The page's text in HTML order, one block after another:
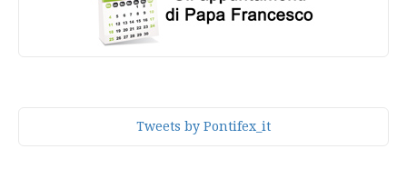
Tweets by Pontifex_it